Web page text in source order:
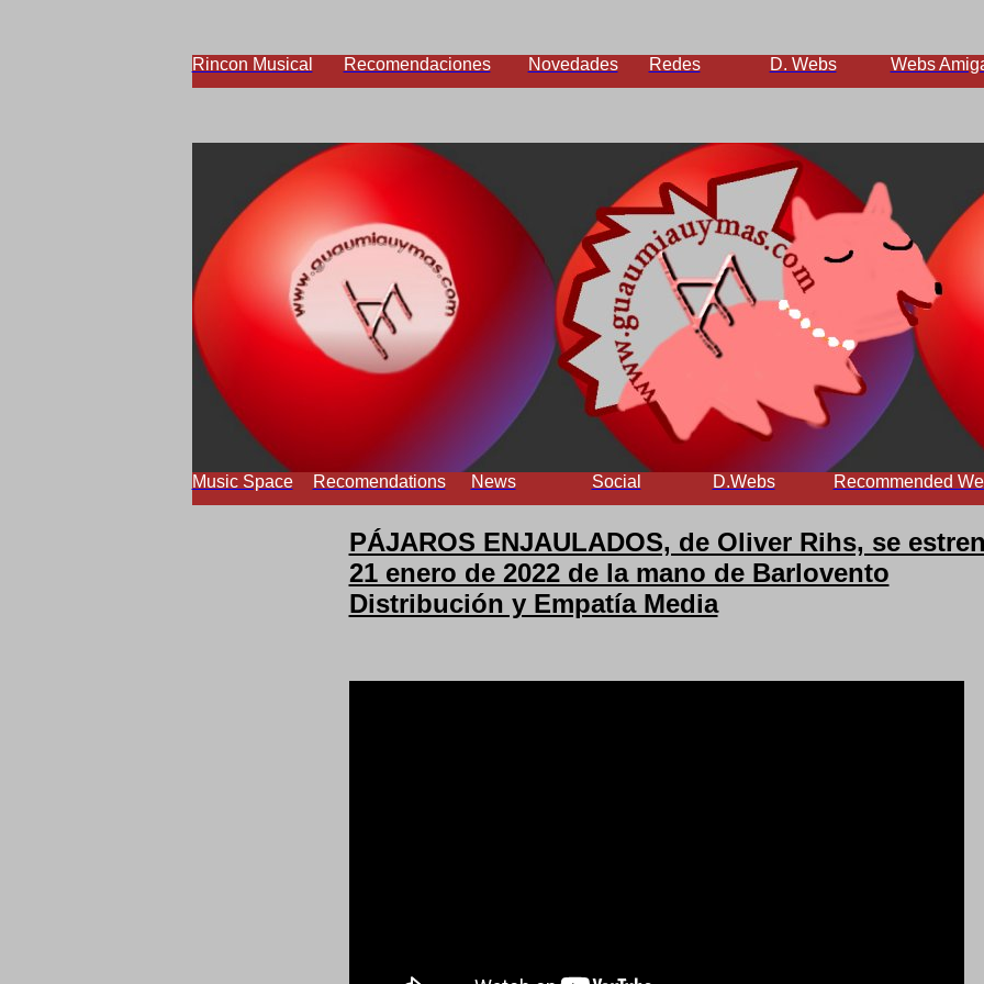
Rincon Musical Recomendaciones Novedades Redes D. Webs Webs
Music Space Recomendations News Social D.Webs Recommended
PÁJAROS ENJAULADOS, de Oliver Rihs, se
21 enero de 2022 de la mano de Barlovento
Distribución y Empatía Media